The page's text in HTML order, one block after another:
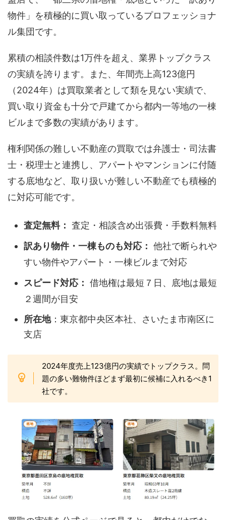
物件」を積極的に買い取っているプロフェッショナ
ル集団です。
累積の相談件数は1万件を超え、業界トップクラス
の実績を誇ります。また、年間売上高123億円
（2024年）は買取業者として類を見ない実績で、
買い取り資金も十分で戸建てから都内一等地の一棟
ビルまで多数の実績があります。
権利関係の難しい不動産の買取では弁護士・司法書
士・税理士と連携し、アパートやマンションに付随
する底地など、取り扱いが難しい不動産でも積極的
に対応可能です。
査定無料： 査定・相談含め出張費・手数料無料
訳あり物件・一棟ものも対応： 他社で断られや
すい物件やアパート・一棟ビルまで対応
スピード対応： 借地権は最短７日、底地は最短
２週間が目安
所在地：東京都中央区本社、さいたま市南区に
支店
2024年度売上123億円の実績でトップクラス。問
題の多い難物件ほどまず最初に候補に入れるべき1
社です。